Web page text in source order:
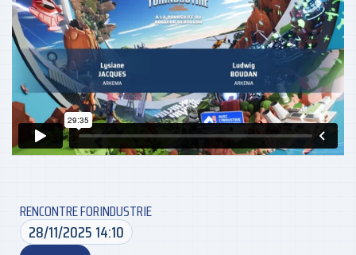
RENCONTRE FORINDUSTRIE
28/11/2025 14:10